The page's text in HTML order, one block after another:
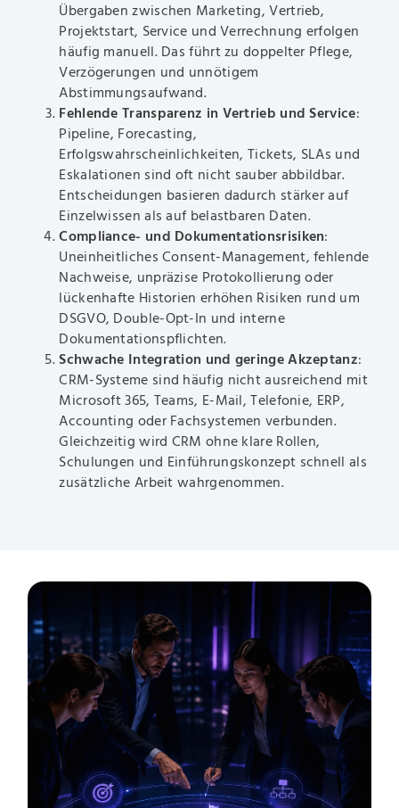
Übergaben zwischen Marketing, Vertrieb,
Projektstart, Service und Verrechnung erfolgen
häufig manuell. Das führt zu doppelter Pflege,
Verzögerungen und unnötigem
Abstimmungsaufwand.
Fehlende Transparenz in Vertrieb und Service:
Pipeline, Forecasting,
Erfolgswahrscheinlichkeiten, Tickets, SLAs und
Eskalationen sind oft nicht sauber abbildbar.
Entscheidungen basieren dadurch stärker auf
Einzelwissen als auf belastbaren Daten.
Compliance- und Dokumentationsrisiken:
Uneinheitliches Consent-Management, fehlende
Nachweise, unpräzise Protokollierung oder
lückenhafte Historien erhöhen Risiken rund um
DSGVO, Double-Opt-In und interne
Dokumentationspflichten.
Schwache Integration und geringe Akzeptanz:
CRM-Systeme sind häufig nicht ausreichend mit
Microsoft 365, Teams, E-Mail, Telefonie, ERP,
Accounting oder Fachsystemen verbunden.
Gleichzeitig wird CRM ohne klare Rollen,
Schulungen und Einführungskonzept schnell als
zusätzliche Arbeit wahrgenommen.